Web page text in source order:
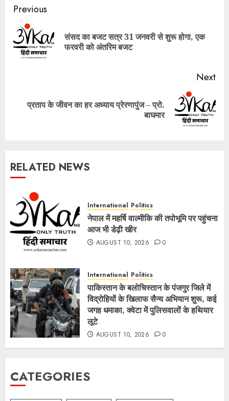
Post
navigation
Previous
संसद का बजट सत्र 31 जनवरी से शुरू होगा, एक
फरवरी को अंतरिम बजट
Next
Nextप्रताप के जीवन का हर अध्याय प्रेरणापुंज – प्रो.
बाघमार
RELATED NEWS
International Politics
नेपाल में महर्षि वाल्मीकि की तपोभूमि पर पहुंचना
आज भी डेढ़ी खीर
AUGUST 10, 2026 0
International Politics
पाकिस्तान के बलोचिस्तान के पंजगुर जिले में
विद्रोहियों के खिलाफ सैन्य अभियान शुरू, कई
जगह धमाका, क्वेटा में पुलिसवालों के हथियार
लूटे
AUGUST 10, 2026 0
CATEGORIES